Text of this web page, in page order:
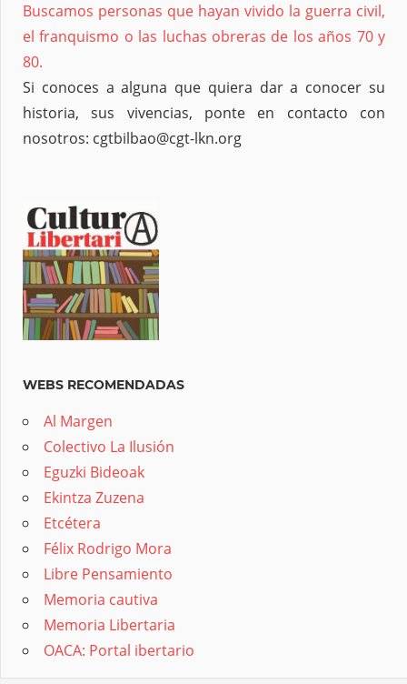
Buscamos personas que hayan vivido la guerra civil,
el franquismo o las luchas obreras de los años 70 y
80.
Si conoces a alguna que quiera dar a conocer su
historia, sus vivencias, ponte en contacto con
nosotros: cgtbilbao@cgt-lkn.org
WEBS RECOMENDADAS
Al Margen
Colectivo La Ilusión
Eguzki Bideoak
Ekintza Zuzena
Etcétera
Félix Rodrigo Mora
Libre Pensamiento
Memoria cautiva
Memoria Libertaria
OACA: Portal ibertario